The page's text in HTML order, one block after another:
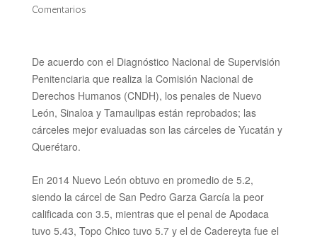
Comentarios
De acuerdo con el Diagnóstico Nacional de Supervisión
Penitenciaria que realiza la Comisión Nacional de
Derechos Humanos (CNDH), los penales de Nuevo
León, Sinaloa y Tamaulipas están reprobados; las
cárceles mejor evaluadas son las cárceles de Yucatán y
Querétaro.
En 2014 Nuevo León obtuvo en promedio de 5.2,
siendo la cárcel de San Pedro Garza García la peor
calificada con 3.5, mientras que el penal de Apodaca
tuvo 5.43, Topo Chico tuvo 5.7 y el de Cadereyta fue el